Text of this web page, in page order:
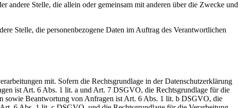
Stelle, die allein oder gemeinsam mit anderen über die Zwecke und
Stelle, die personenbezogene Daten im Auftrag des Verantwortlichen
mit. Sofern die Rechtsgrundlage in der Datenschutzerklärung
ist Art. 6 Abs. 1 lit. a und Art. 7 DSGVO, die Rechtsgrundlage für die
sowie Beantwortung von Anfragen ist Art. 6 Abs. 1 lit. b DSGVO, die